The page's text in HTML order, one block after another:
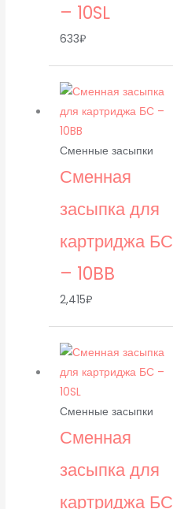
– 10SL
633₽
Сменные засыпки
Сменная
засыпка для
картриджа БС
– 10BB
2,415₽
Сменные засыпки
Сменная
засыпка для
картриджа БС